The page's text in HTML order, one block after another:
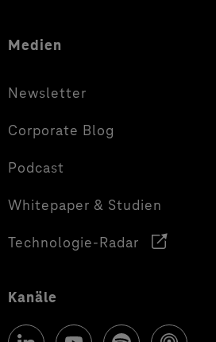
Medien
Newsletter
Corporate Blog
Podcast
Whitepaper & Studien
Technologie-Radar
Kanäle